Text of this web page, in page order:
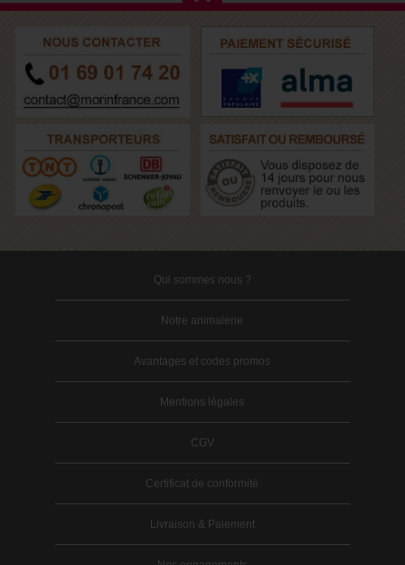
Qui sommes nous ?
Notre animalerie
Avantages et codes promos
Mentions légales
CGV
Certificat de conformité
Livraison & Paiement